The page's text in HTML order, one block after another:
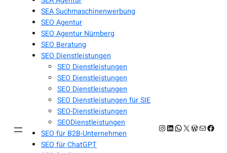
SEA Suchmaschinenwerbung
SEO Agentur
SEO Agentur Nürnberg
SEO Beratung
SEO Dienstleistungen
SEO Dienstleistungen
SEO Dienstleistungen
SEO Dienstleistungen
SEO Dienstleistungen für SIE
SEO-Dienstleistungen
SEODienstleistungen
SEO für B2B-Unternehmen
SEO für ChatGPT
Instagram
LinkedIn
WhatsApp
X E-Mail